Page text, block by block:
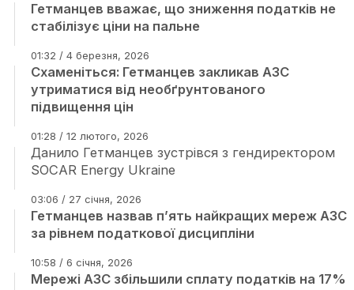
Гетманцев вважає, що зниження податків не
стабілізує ціни на пальне
01:32 / 4 березня, 2026
Схаменіться: Гетманцев закликав АЗС
утриматися від необґрунтованого
підвищення цін
01:28 / 12 лютого, 2026
Данило Гетманцев зустрівся з гендиректором
SOCAR Energy Ukraine
03:06 / 27 січня, 2026
Гетманцев назвав п’ять найкращих мереж АЗС
за рівнем податкової дисципліни
10:58 / 6 січня, 2026
Мережі АЗС збільшили сплату податків на 17%